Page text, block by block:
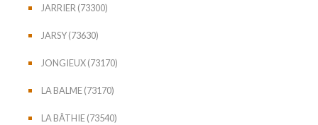
JARRIER (73300)
JARSY (73630)
JONGIEUX (73170)
LA BALME (73170)
LA BÂTHIE (73540)